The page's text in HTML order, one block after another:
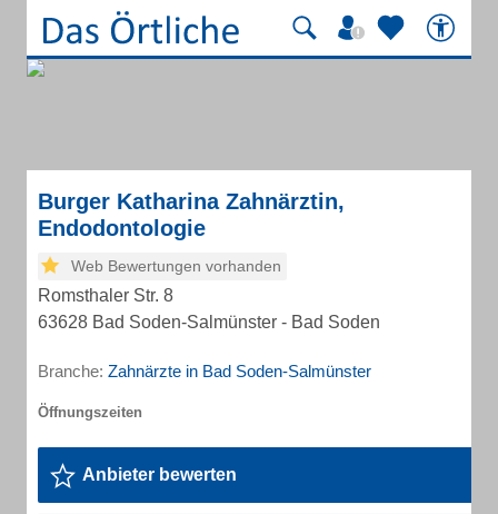
Burger Katharina Zahnärztin,
Endodontologie
Web Bewertungen vorhanden
Romsthaler Str. 8
63628 Bad Soden-Salmünster - Bad Soden
Branche: Zahnärzte in Bad Soden-Salmünster
Anbieter bewerten